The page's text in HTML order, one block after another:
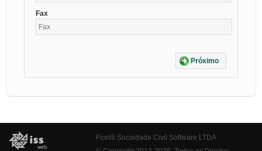
Fax
Próximo
Fiorilli Sociedade Civil Software LTDA